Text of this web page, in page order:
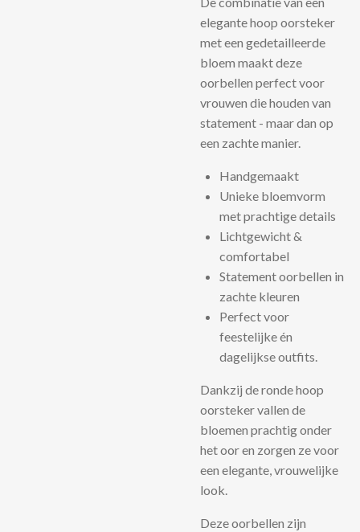
elegante hoop oorsteker
met een gedetailleerde
bloem maakt deze
oorbellen perfect voor
vrouwen die houden van
statement - maar dan op
een zachte manier.
Handgemaakt
Unieke bloemvorm
met prachtige details
Lichtgewicht &
comfortabel
Statement oorbellen in
zachte kleuren
Perfect voor
feestelijke én
dagelijkse outfits.
Dankzij de ronde hoop
oorsteker vallen de
bloemen prachtig onder
het oor en zorgen ze voor
een elegante, vrouwelijke
look.
Deze oorbellen zijn